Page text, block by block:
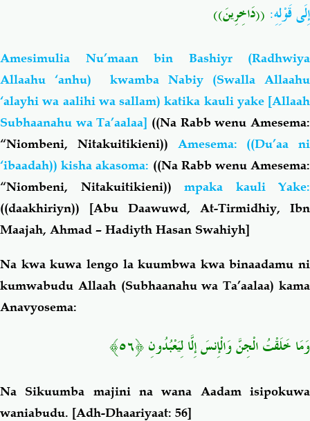
إِلَى قَوْلِهِ: ((دَاخِرِينَ))
Amesimulia Nu’maan bin Bashiyr (Radhwiya
Allaahu ‘anhu) kwamba Nabiy (Swalla Allaahu
‘alayhi wa aalihi wa sallam) katika kauli yake [Allaah
Subhaanahu wa Ta’aalaa] ((Na Rabb wenu Amesema:
“Niombeni, Nitakuitikieni)) Amesema: ((Du’aa ni
‘ibaadah)) kisha akasoma: ((Na Rabb wenu Amesema:
“Niombeni, Nitakuitikieni)) mpaka kauli Yake:
((daakhiriyn)) [Abu Daawuwd, At-Tirmidhiy, Ibn
Maajah, Ahmad – Hadiyth Hasan Swahiyh]
Na kwa kuwa lengo la kuumbwa kwa binaadamu ni
kumwabudu Allaah (Subhaanahu wa Ta’aalaa) kama
Anavyosema:
وَمَا خَلَقْتُ الْجِنَّ وَالْإِنسَ إِلَّا لِيَعْبُدُونِ ﴿٥٦﴾
Na Sikuumba majini na wana Aadam isipokuwa
waniabudu. [Adh-Dhaariyaat: 56]